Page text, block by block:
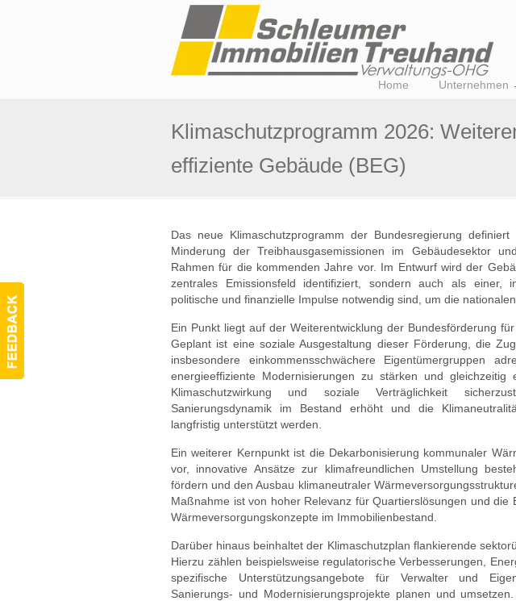
Home Unternehmen
Klimaschutzprogramm 2026:
effiziente Gebäude (BEG)
Das neue Klimaschutzprogramm der Bundesregierung
Minderung der Treibhausgasemissionen im Gebäudesektor
Rahmen für die kommenden Jahre vor. Im Entwurf wird der
zentrales Emissionsfeld identifiziert, sondern auch als einer,
politische und finanzielle Impulse notwendig sind, um die
Ein Punkt liegt auf der Weiterentwicklung der Bundesförderung
Geplant ist eine soziale Ausgestaltung dieser Förderung, die
insbesondere einkommensschwächere Eigentümergruppen
energieeffiziente Modernisierungen zu stärken und gleichzeitig
Klimaschutzwirkung und soziale Verträglichkeit
Sanierungsdynamik im Bestand erhöht und die
langfristig unterstützt werden.
Ein weiterer Kernpunkt ist die Dekarbonisierung kommunaler
vor, innovative Ansätze zur klimafreundlichen Umstellung
fördern und den Ausbau klimaneutraler
Maßnahme ist von hoher Relevanz für Quartierslösungen und die
Wärmeversorgungskonzepte im Immobilienbestand.
Darüber hinaus beinhaltet der Klimaschutzplan flankierende
Hierzu zählen beispielsweise regulatorische Verbesserungen,
spezifische Unterstützungsangebote für Verwalter und
Sanierungs- und Modernisierungsprojekte planen und